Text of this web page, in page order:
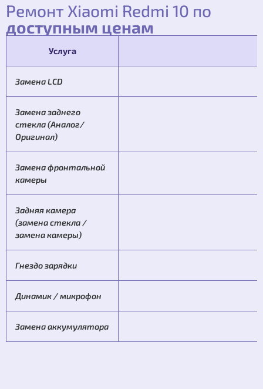
Ремонт Xiaomi Redmi 10 по
доступным ценам
Услуга
Замена LCD
Замена заднего
стекла (Аналог/
Оригинал)
Замена фронтальной
камеры
Задняя камера
(замена стекла /
замена камеры)
Гнездо зарядки
Динамик / микрофон
Замена аккумулятора